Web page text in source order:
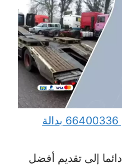
ونش كرين سطحة ام الهيمان 66400336 بدالة
إلى تقديم أفضل